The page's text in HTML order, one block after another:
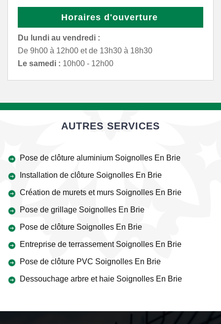
Horaires d'ouverture
Du lundi au vendredi :
De 9h00 à 12h00 et de 13h30 à 18h30
Le samedi : 10h00 - 12h00
AUTRES SERVICES
Pose de clôture aluminium Soignolles En Brie
Installation de clôture Soignolles En Brie
Création de murets et murs Soignolles En Brie
Pose de grillage Soignolles En Brie
Pose de clôture Soignolles En Brie
Entreprise de terrassement Soignolles En Brie
Pose de clôture PVC Soignolles En Brie
Dessouchage arbre et haie Soignolles En Brie